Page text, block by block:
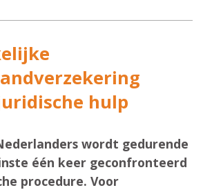
hulp
wordt gedurende
één keer geconfronteerd
procedure. Voor